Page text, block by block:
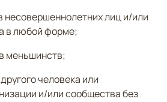
несовершеннолетних лиц и/или
в любой форме;
меньшинств;
человека или
и/или сообщества без